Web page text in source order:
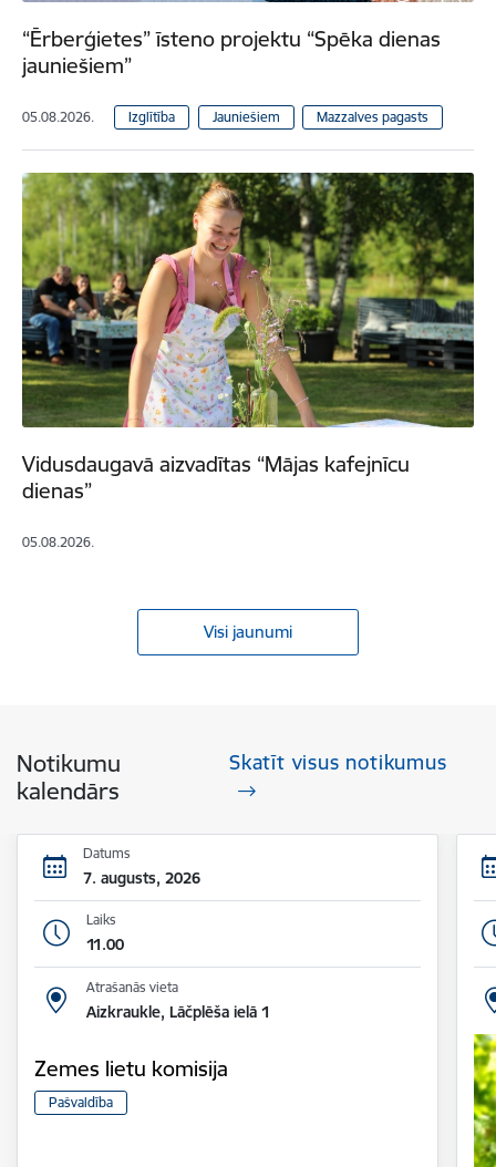
“Ērberģietes” īsteno projektu “Spēka dienas
jauniešiem”
05.08.2026. Izglītība Jauniešiem Mazzalves pagasts
Vidusdaugavā aizvadītas “Mājas kafejnīcu
dienas”
05.08.2026.
Visi jaunumi
Notikumu
kalendārs
Skatīt visus notikumus
Datums
7. augusts, 2026
Laiks
11.00
Atrašanās vieta
Aizkraukle, Lāčplēša ielā 1
Zemes lietu komisija
Pašvaldība